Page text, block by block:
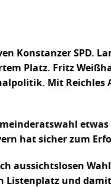
Konstanzer SPD.
Platz. Fritz
Mit Reichles
hat sicher zum
aussichtslosen
Listenplatz und